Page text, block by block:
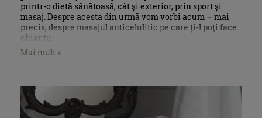
printr-o dietă sănătoasă, cât și exterior, prin sport și
masaj. Despre acesta din urmă vom vorbi acum – mai
precis, despre masajul anticelulitic pe care ți-l poți face
chiar tu.
Mai mult »